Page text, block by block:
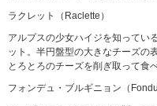
ラクレット（Raclette）
アルプスの少女ハイジを知ってい
ット。半円盤型の大きなチーズの
とろとろのチーズを削ぎ取って食
フォンデュ・ブルギニョン（